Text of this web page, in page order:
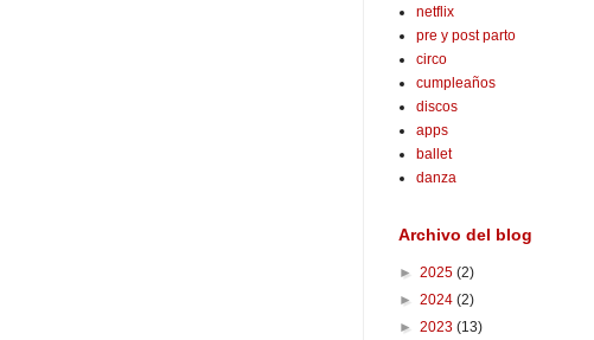
netflix
pre y post parto
circo
cumpleaños
discos
apps
ballet
danza
Archivo del blog
► 2025 (2)
► 2024 (2)
► 2023 (13)